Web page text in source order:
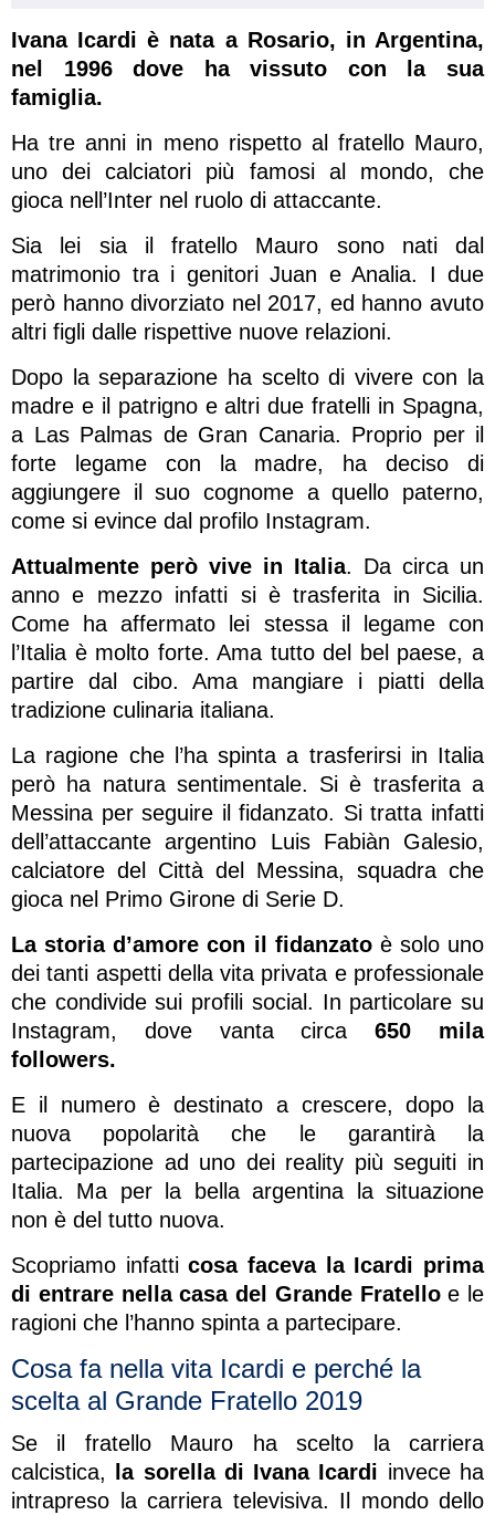
Ivana Icardi è nata a Rosario, in Argentina,
nel 1996 dove ha vissuto con la sua
famiglia.
Ha tre anni in meno rispetto al fratello Mauro,
uno dei calciatori più famosi al mondo, che
gioca nell’Inter nel ruolo di attaccante.
Sia lei sia il fratello Mauro sono nati dal
matrimonio tra i genitori Juan e Analia. I due
però hanno divorziato nel 2017, ed hanno avuto
altri figli dalle rispettive nuove relazioni.
Dopo la separazione ha scelto di vivere con la
madre e il patrigno e altri due fratelli in Spagna,
a Las Palmas de Gran Canaria. Proprio per il
forte legame con la madre, ha deciso di
aggiungere il suo cognome a quello paterno,
come si evince dal profilo Instagram.
Attualmente però vive in Italia. Da circa un
anno e mezzo infatti si è trasferita in Sicilia.
Come ha affermato lei stessa il legame con
l’Italia è molto forte. Ama tutto del bel paese, a
partire dal cibo. Ama mangiare i piatti della
tradizione culinaria italiana.
La ragione che l’ha spinta a trasferirsi in Italia
però ha natura sentimentale. Si è trasferita a
Messina per seguire il fidanzato. Si tratta infatti
dell’attaccante argentino Luis Fabiàn Galesio,
calciatore del Città del Messina, squadra che
gioca nel Primo Girone di Serie D.
La storia d’amore con il fidanzatoè solo uno
dei tanti aspetti della vita privata e professionale
che condivide sui profili social. In particolare su
Instagram, dove vanta circa650 mila
followers.
E il numero è destinato a crescere, dopo la
nuova popolarità che le garantirà la
partecipazione ad uno dei reality più seguiti in
Italia. Ma per la bella argentina la situazione
non è del tutto nuova.
Scopriamo infatticosa faceva la Icardi prima
di entrare nella casa del Grande Fratelloe le
ragioni che l’hanno spinta a partecipare.
Cosa fa nella vita Icardi e perché la
scelta al Grande Fratello 2019
Se il fratello Mauro ha scelto la carriera
calcistica,
la sorella di Ivana Icardi invece ha
intrapreso la carriera televisiva. Il mondo dello